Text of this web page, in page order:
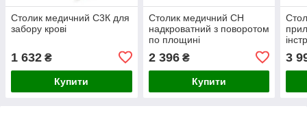
Столик медичний С3К для
забору крові
1 632 ₴
Купити
Столик медичний СН
надкроватний з поворотом
по площині
2 396₴
Купити
3